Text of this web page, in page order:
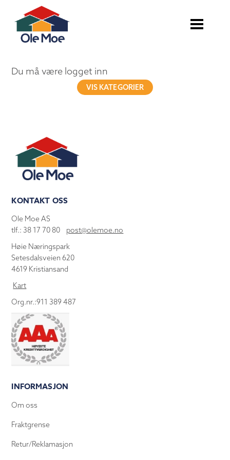
Du må være logget inn
VIS KATEGORIER
KONTAKT OSS
Ole Moe AS
tlf.: 38 17 70 80 post@olemoe.no
Høie Næringspark
Setesdalsveien 620
4619 Kristiansand
Kart
Org.nr.:911 389 487
INFORMASJON
Om oss
Fraktgrense
Retur/Reklamasjon